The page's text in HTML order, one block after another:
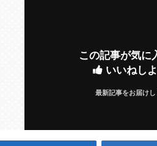
この記事が気に
いいねし
最新記事をお届けし